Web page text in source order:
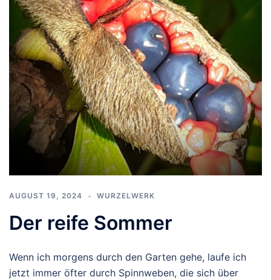
AUGUST 19, 2024 WURZELWERK
Der reife Sommer
Wenn ich morgens durch den Garten gehe, laufe ich
jetzt immer öfter durch Spinnweben, die sich über